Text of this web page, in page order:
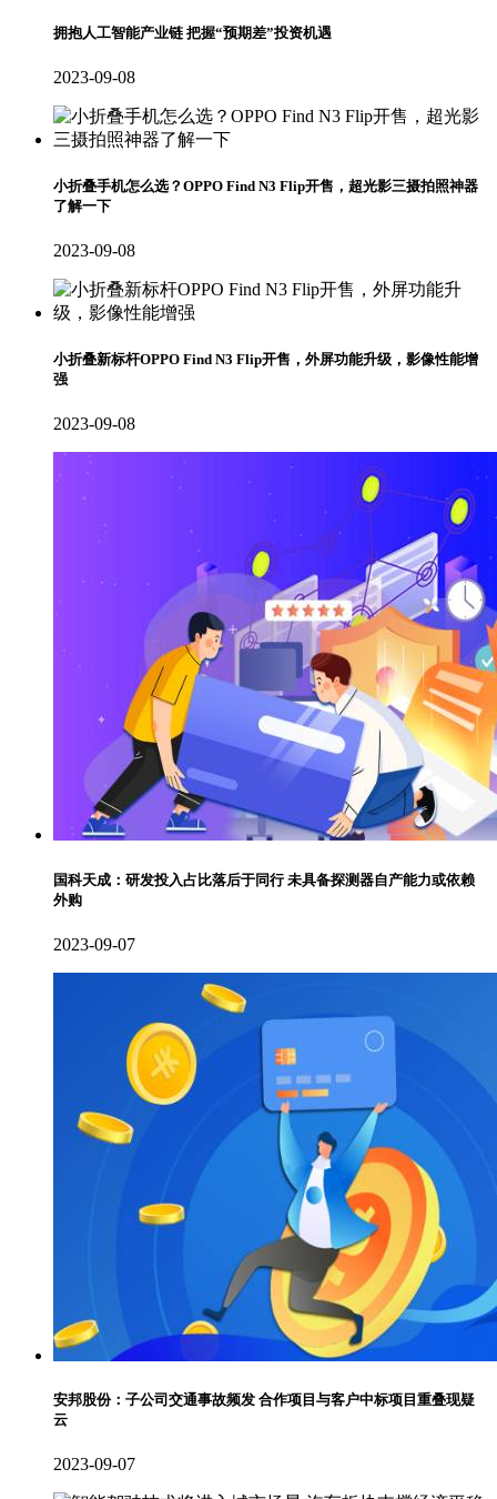
拥抱人工智能产业链 把握“预期差”投资机遇
2023-09-08
小折叠手机怎么选？OPPO Find N3 Flip开售，超光影三摄拍照神器
了解一下
2023-09-08
小折叠新标杆OPPO Find N3 Flip开售，外屏功能升级，影像性能增
强
2023-09-08
国科天成：研发投入占比落后于同行 未具备探测器自产能力或依赖
外购
2023-09-07
安邦股份：子公司交通事故频发 合作项目与客户中标项目重叠现疑
云
2023-09-07